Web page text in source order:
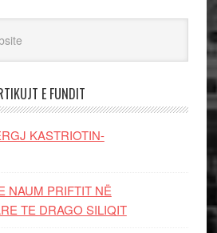
E FUNDIT
KASTRIOTIN-
NAUM PRIFTIT NË
TE DRAGO SILIQIT